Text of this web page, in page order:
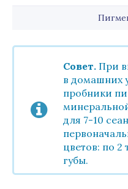
Совет. При
в домашних
пробники
для 7-10
цветов: по 2
губы.